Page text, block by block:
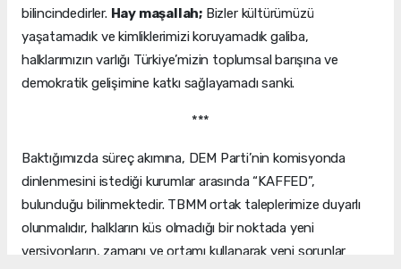
bilincindedirler. Hay maşallah; Bizler kültürümüzü
yaşatamadık ve kimliklerimizi koruyamadık galiba,
halklarımızın varlığı Türkiye’mizin toplumsal barışına ve
demokratik gelişimine katkı sağlayamadı sanki.
***
Baktığımızda süreç akımına, DEM Parti’nin komisyonda
dinlenmesini istediği kurumlar arasında “KAFFED”,
bulunduğu bilinmektedir. TBMM ortak taleplerimize duyarlı
olunmalıdır, halkların küs olmadığı bir noktada yeni
versiyonların, zamanı ve ortamı kullanarak yeni sorunlar